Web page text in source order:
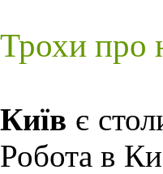
Трохи про
Київ є
Робота в